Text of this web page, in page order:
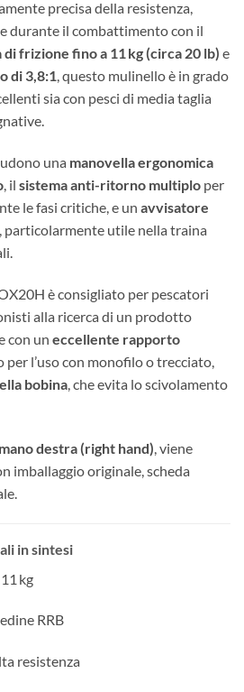
precisa della resistenza,
durante il combattimento con il
di frizione fino a 11 kg (circa 20 lb) e
di 3,8:1, questo mulinello è in grado
sia con pesci di media taglia
una manovella ergonomica
, il sistema anti-ritorno multiplo per
le fasi critiche, e un avvisatore
, particolarmente utile nella traina
è consigliato per pescatori
alla ricerca di un prodotto
con un eccellente rapporto
per l’uso con monofilo o trecciato,
bobina, che evita lo scivolamento
mano destra (right hand), viene
imballaggio originale, scheda
in sintesi
kg
RRB
resistenza